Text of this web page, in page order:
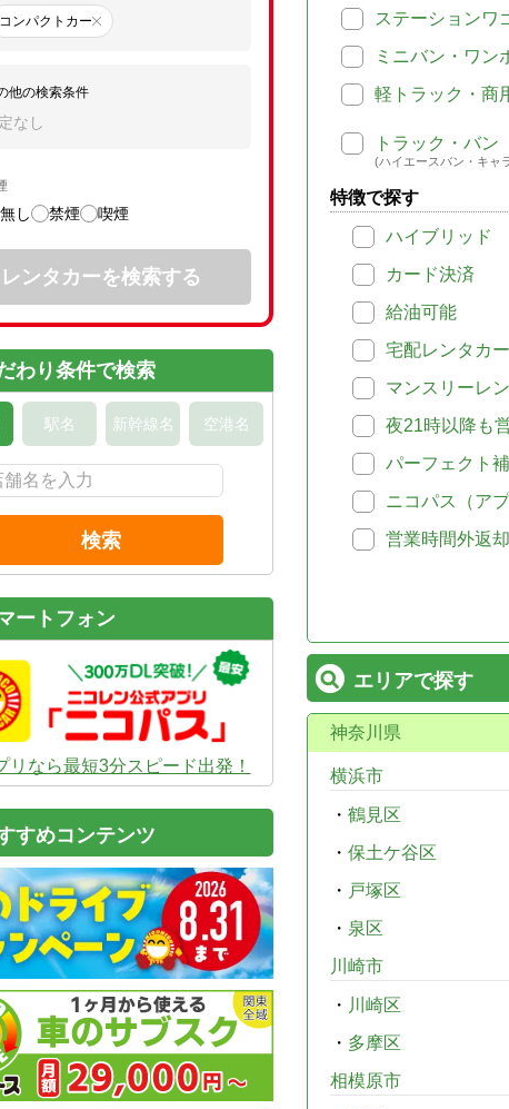
ステーションワ
ミニバン・ワン
軽トラック・商
トラック・バン
(ハイエースバン・キャ
特徴で探す
ハイブリッド
カード決済
給油可能
宅配レンタカー
マンスリーレ
夜21時以降も
パーフェクト
ニコパス（アプ
営業時間外返
エリアで探す
神奈川県
横浜市
・ 鶴見区
・ 保土ケ谷区
・ 戸塚区
・ 泉区
川崎市
・ 川崎区
・ 多摩区
相模原市
コンパクトカー
他の検索条件
なし
し 禁煙 喫煙
レンタカーを検索する
わり条件で検索
駅名 新幹線名 空港名
検索
ートフォン
リなら最短3分スピード出発！
すめコンテンツ